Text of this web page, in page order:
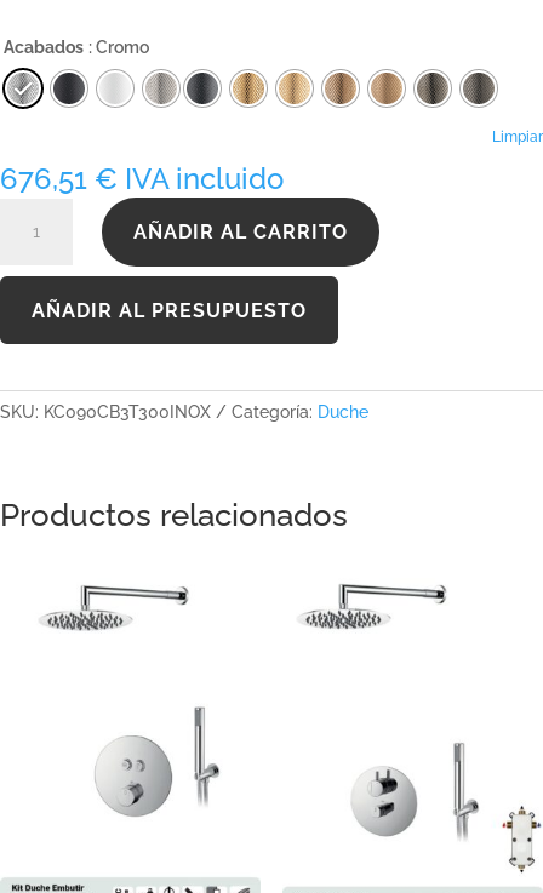
desde
676,51 €
hasta
Acabados : Cromo
Limpiar
676,51 € IVA incluido
KC090CB3T300INOX
cantidad
AÑADIR AL CARRITO
AÑADIR AL PRESUPUESTO
SKU: KC090CB3T300INOX Categoría: Duche
Productos relacionados